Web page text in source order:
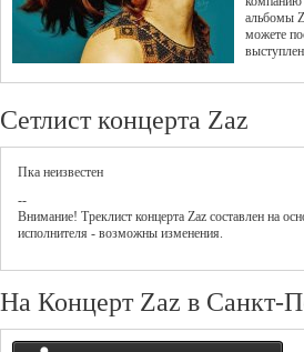
альбомы
можете
Сетлист концерта Zaz
Пка неизвестен
--
Внимание! Треклист концерта Zaz составлен на
исполнителя - возможны изменения.
На Концерт Zaz в Санкт-